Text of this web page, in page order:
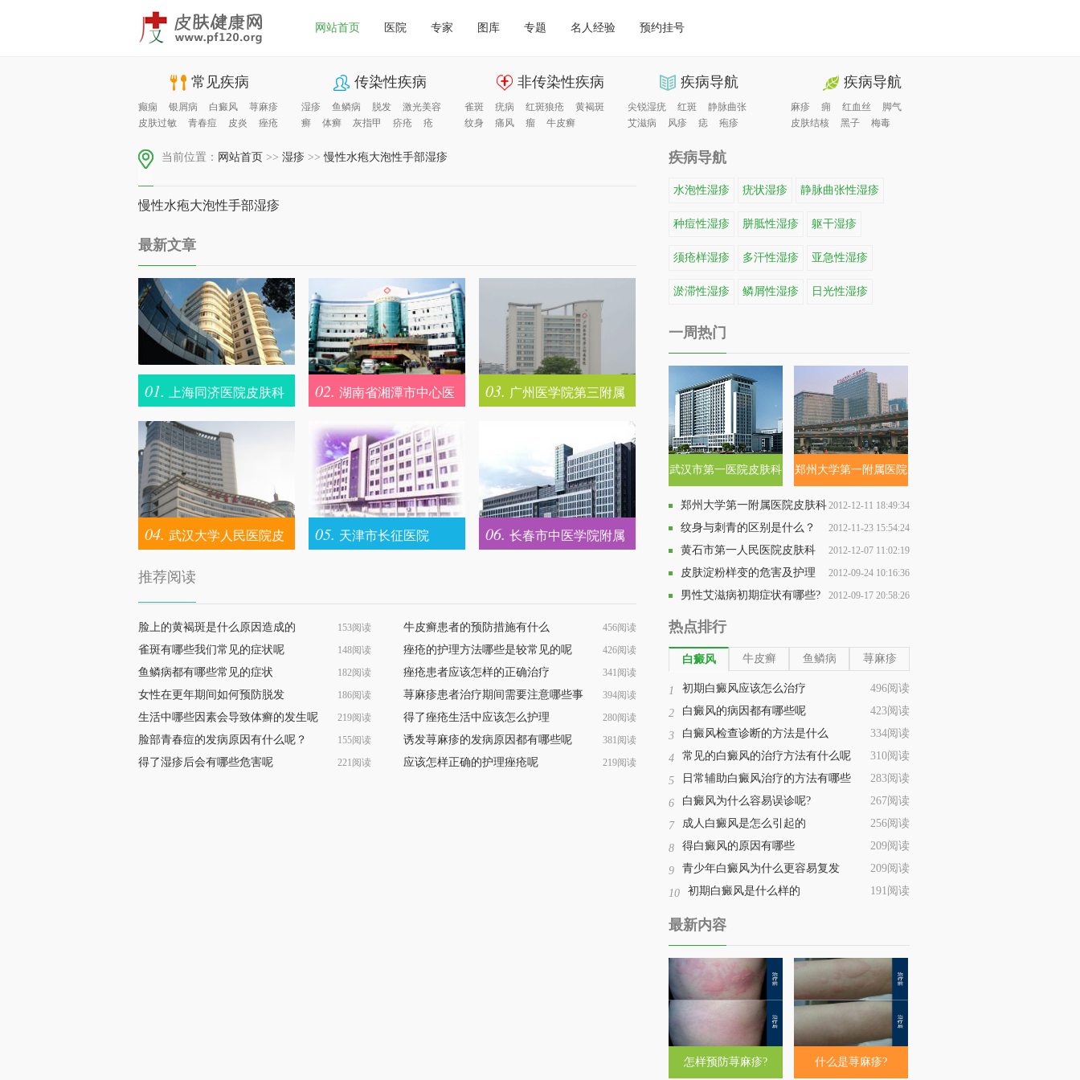
网站首页 医院 专家 图库 专题 名人经验 预约挂号
常见疾病
癫痫 银屑病 白癜风
荨麻疹
皮肤过敏
青春痘 皮炎 痤疮
传染性疾病
湿疹 鱼鳞病 脱发
激光美容
癣
体癣 灰指甲 疥疮 疮
非传染性疾病
雀斑 疣病 红斑狼疮
黄褐斑
纹身
痛风 瘤 牛皮癣
疾病导航
尖锐湿疣 红斑
静脉曲张
艾滋病
风疹 痣 疱疹
疾病导航
麻疹 痈 红血丝
脚气
皮肤结核
黑子 梅毒
当前位置： 网站首页 >> 湿疹 >>慢性水疱大泡性手部湿疹
慢性水疱大泡性手部湿疹
最新文章
01. 上海同济医院皮肤科 02. 湖南省湘潭市中心医
院皮肤科
03. 广州医学院第三附属
04. 武汉大学人民医院皮
肤科
05. 天津市长征医院 06. 长春市中医学院附属
推荐阅读
脸上的黄褐斑是什么原因造成的 153阅读
雀斑有哪些我们常见的症状呢 148阅读
鱼鳞病都有哪些常见的症状 182阅读
女性在更年期间如何预防脱发 186阅读
生活中哪些因素会导致体癣的发生呢 219阅读
脸部青春痘的发病原因有什么呢？ 155阅读
得了湿疹后会有哪些危害呢 221阅读
牛皮癣患者的预防措施有什么 456阅读
痤疮的护理方法哪些是较常见的呢 426阅读
痤疮患者应该怎样的正确治疗 341阅读
荨麻疹患者治疗期间需要注意哪些事 394阅读
得了痤疮生活中应该怎么护理 280阅读
诱发荨麻疹的发病原因都有哪些呢 381阅读
应该怎样正确的护理痤疮呢 219阅读
疾病导航
水泡性湿疹 疣状湿疹 静脉曲张性湿疹
种痘性湿疹 胼胝性湿疹 躯干湿疹
须疮样湿疹 多汗性湿疹 亚急性湿疹
淤滞性湿疹 鳞屑性湿疹 日光性湿疹
一周热门
武汉市第一医院皮肤科 郑州大学第一附属医院
皮肤科
郑州大学第一附属医院皮肤科2012-12-11 18:49:34
纹身与刺青的区别是什么？ 2012-11-23 15:54:24
黄石市第一人民医院皮肤科 2012-12-07 11:02:19
皮肤淀粉样变的危害及护理 2012-09-24 10:16:36
男性艾滋病初期症状有哪些? 2012-09-17 20:58:26
热点排行
白癜风 牛皮癣 鱼鳞病 荨麻疹
1 496阅读
初期白癜风应该怎么治疗
2 423阅读
白癜风的病因都有哪些呢
3 334阅读
白癜风检查诊断的方法是什么
4 310阅读
常见的白癜风的治疗方法有什么呢
5 283阅读
日常辅助白癜风治疗的方法有哪些
6 267阅读
白癜风为什么容易误诊呢?
7 256阅读
成人白癜风是怎么引起的
8 209阅读
得白癜风的原因有哪些
9 209阅读
青少年白癜风为什么更容易复发
10 191阅读
初期白癜风是什么样的
最新内容
怎样预防荨麻疹? 什么是荨麻疹?